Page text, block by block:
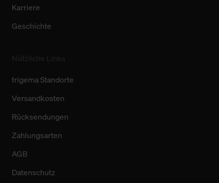
Karriere
Geschichte
trigema Standorte
Versandkosten
Rücksendungen
Zahlungsarten
AGB
Datenschutz